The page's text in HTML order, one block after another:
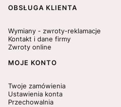
Linki w stopce
OBSŁUGA KLIENTA
Wymiany - zwroty-reklamacje
Kontakt i dane firmy
Zwroty online
MOJE KONTO
Twoje zamówienia
Ustawienia konta
Przechowalnia